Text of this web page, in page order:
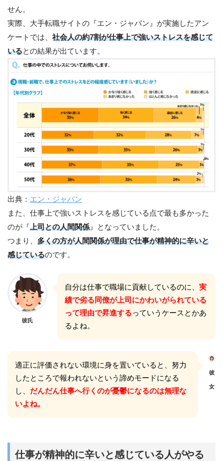
せん。
実際、大手転職サイトの『エン・ジャパン』が実施したアン
ケートでは、 社会人の約7割が仕事上で強いストレスを感じて
いるとの結果が出ています。
出典： エン・ジャパン
また、仕事上で強いストレスを感じている点で最も多かった
のが『上司との人間関係 』となっていました。
つまり、 多くの方が人間関係が理由で仕事が精神的に辛いと
感じているのです。
彼氏
自分は仕事で職場に貢献しているのに、 実
績で劣る同僚が上司にかわいがられている
って理由で昇進するっていうケースとかあ
るよね。
適正に評価されない環境に身を置いていると、努力
したところで報われないという諦めモードになる
し、 だんだん仕事へ行くのが憂鬱になるのは無理な
いよね。
彼
女
仕事が精神的に辛いと感じている人がやる